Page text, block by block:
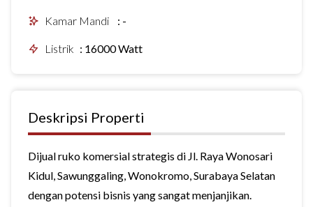
Kamar Mandi : -
Listrik : 16000 Watt
Deskripsi Properti
Dijual ruko komersial strategis di Jl. Raya Wonosari
Kidul, Sawunggaling, Wonokromo, Surabaya Selatan
dengan potensi bisnis yang sangat menjanjikan.